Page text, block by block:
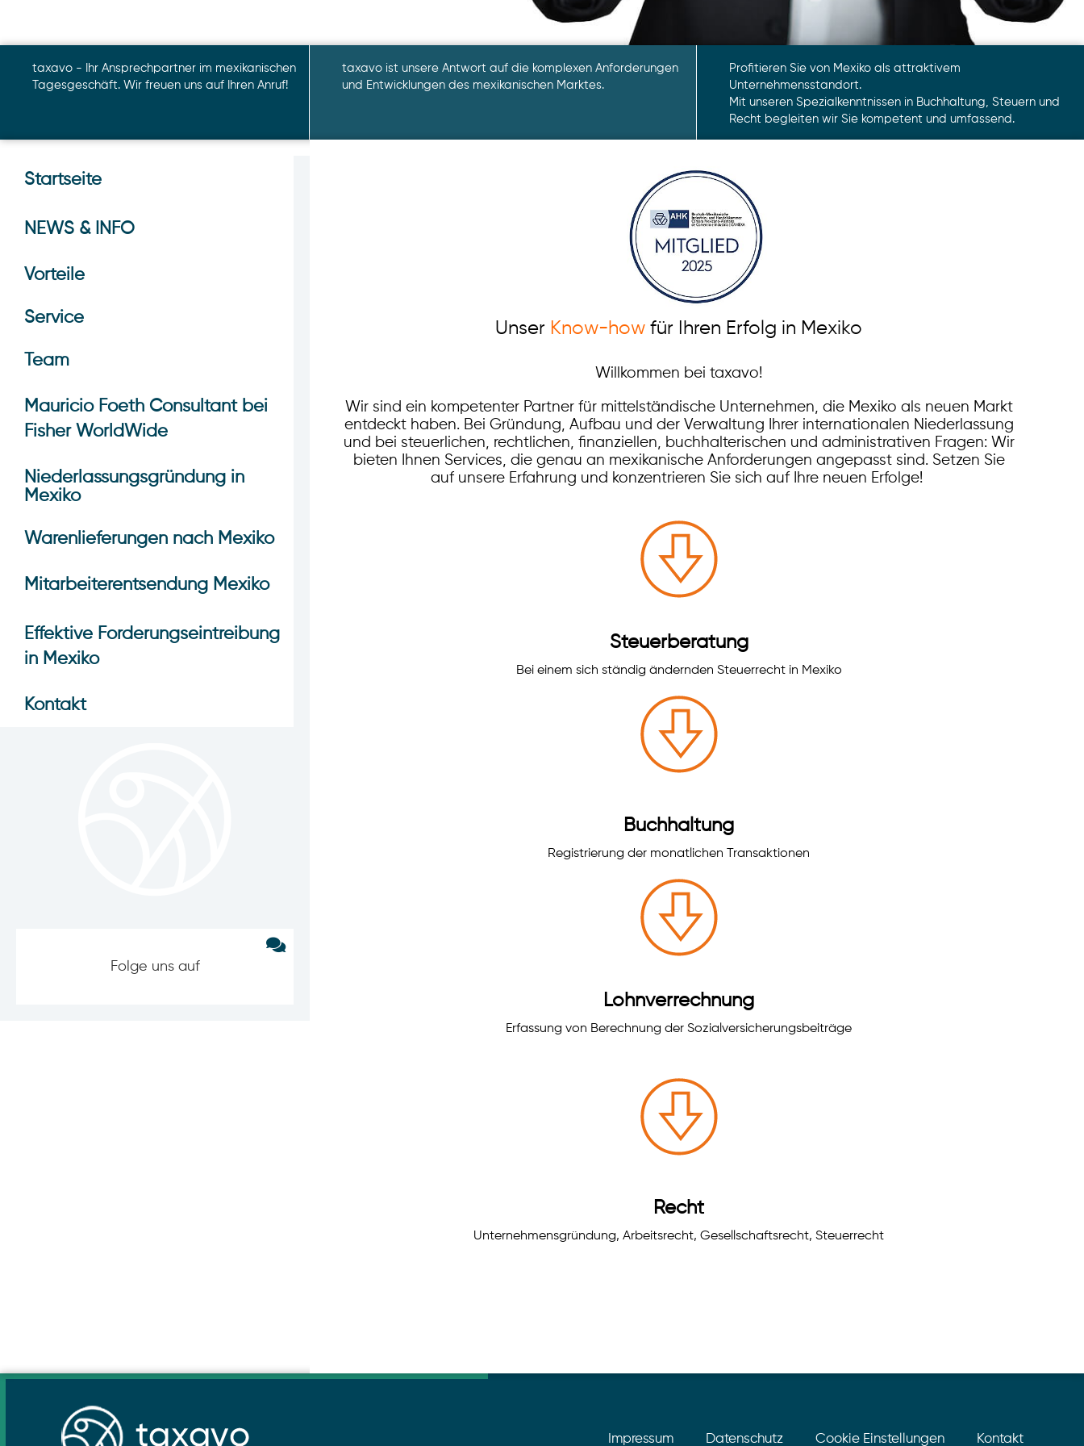
taxavo - Ihr Ansprechpartner im mexikanischen
Tagesgeschäft. Wir freuen uns auf Ihren Anruf!
taxavo ist unsere Antwort auf die komplexen Anforderungen
und Entwicklungen des mexikanischen Marktes.
Profitieren Sie von Mexiko als attraktivem
Unternehmensstandort.
Mit unseren Spezialkenntnissen in Buchhaltung, Steuern und
Recht begleiten wir Sie kompetent und umfassend.
Startseite
NEWS & INFO
Vorteile
Service
Team
Mauricio Foeth Consultant bei
Fisher WorldWide
Niederlassungsgründung in
Mexiko
Warenlieferungen nach Mexiko
Mitarbeiterentsendung Mexiko
Effektive Forderungseintreibung
in Mexiko
Kontakt
Folge uns auf
Unser Know-how für Ihren Erfolg in Mexiko
Willkommen bei taxavo!
Wir sind ein kompetenter Partner für mittelständische Unternehmen, die Mexiko als neuen Markt
entdeckt haben. Bei Gründung, Aufbau und der Verwaltung Ihrer internationalen Niederlassung
und bei steuerlichen, rechtlichen, finanziellen, buchhalterischen und administrativen Fragen: Wir
bieten Ihnen Services, die genau an mexikanische Anforderungen angepasst sind. Setzen Sie
auf unsere Erfahrung und konzentrieren Sie sich auf Ihre neuen Erfolge!
Steuerberatung
Bei einem sich ständig ändernden Steuerrecht in Mexiko
Buchhaltung
Registrierung der monatlichen Transaktionen
Lohnverrechnung
Erfassung von Berechnung der Sozialversicherungsbeiträge
Recht
Unternehmensgründung, Arbeitsrecht, Gesellschaftsrecht, Steuerrecht
Impressum Datenschutz Cookie Einstellungen Kontakt